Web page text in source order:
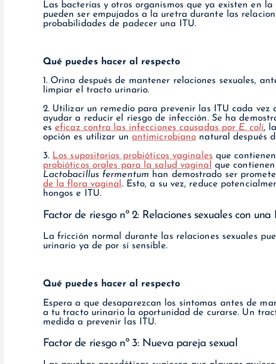
Las bacterias y otros organismos que ya existen en
pueden ser empujados a la uretra durante las
probabilidades de padecer una ITU.
Qué puedes hacer al respecto
1. Orina después de mantener relaciones sexuales,
limpiar el tracto urinario.
2. Utilizar un remedio para prevenir las ITU cada vez
ayudar a reducir el riesgo de infección. Se ha
es eficaz contra las infecciones causadas por E. coli,
opción es utilizar un antimicrobiano natural después
3. Los supositorios probióticos vaginales que contienen
probióticos orales para la salud vaginal que contienen
Lactobacillus fermentum han demostrado ser
de la flora vaginal. Esto, a su vez, reduce
hongos e ITU.
Factor de riesgo nº 2: Relaciones sexuales con una
La fricción normal durante las relaciones sexuales
urinario ya de por sí sensible.
Qué puedes hacer al respecto
Espera a que desaparezcan los síntomas antes de
a tu tracto urinario la oportunidad de curarse. Un
medida a prevenir las ITU.
Factor de riesgo nº 3: Nueva pareja sexual